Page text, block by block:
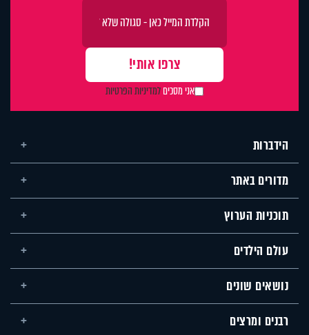
אני מסכיםלמדיניות הפרטיות
הידברות
מדורים באתר
תוכניות הערוץ
עולם הילדים
נושאים שונים
רבנים ומרצים